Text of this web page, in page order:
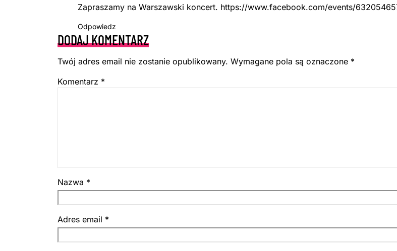
Zapraszamy na Warszawski koncert. https://www.facebook.com/events/
Odpowiedz
DODAJ KOMENTARZ
Twój adres email nie zostanie opublikowany. Wymagane pola są oznaczone *
Komentarz *
Nazwa *
Adres email *